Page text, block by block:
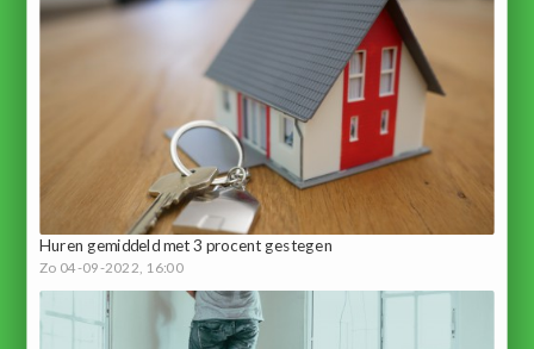
Huren gemiddeld met 3 procent gestegen
Zo 04-09-2022, 16:00